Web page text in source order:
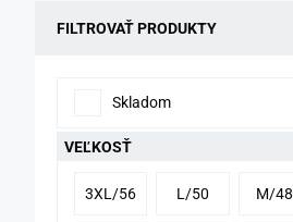
FILTROVAŤ PRODUKTY
Skladom
VEĽKOSŤ
3XL/56 L/50 M/48